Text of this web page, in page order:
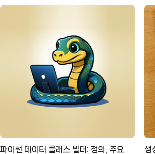
파이썬 데이터 클래스 빌더: 정의, 주요
생